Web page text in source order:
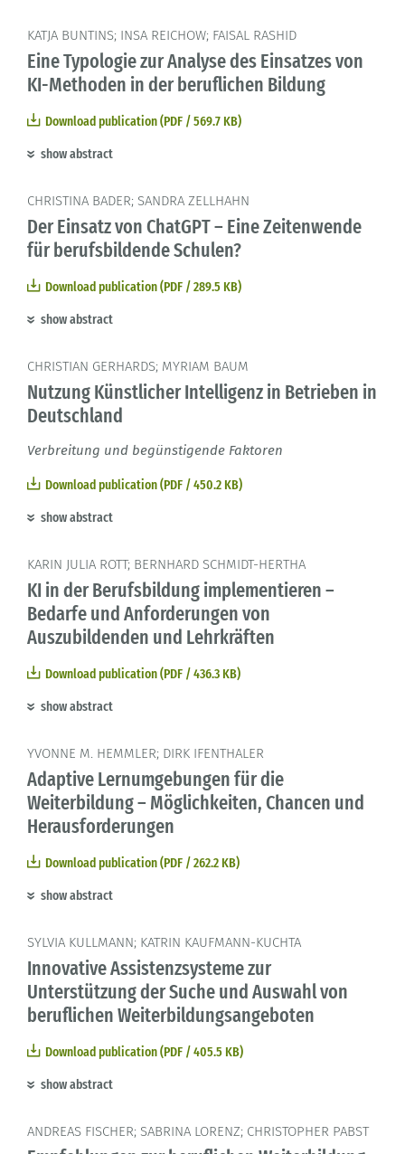
KATJA BUNTINS; INSA REICHOW; FAISAL RASHID
Eine Typologie zur Analyse des Einsatzes von
KI-Methoden in der beruflichen Bildung
Download publication (PDF / 569.7 KB)
show abstract
CHRISTINA BADER; SANDRA ZELLHAHN
Der Einsatz von ChatGPT – Eine Zeitenwende
für berufsbildende Schulen?
Download publication (PDF / 289.5 KB)
show abstract
CHRISTIAN GERHARDS; MYRIAM BAUM
Nutzung Künstlicher Intelligenz in Betrieben in
Deutschland
Verbreitung und begünstigende Faktoren
Download publication (PDF / 450.2 KB)
show abstract
KARIN JULIA ROTT; BERNHARD SCHMIDT-HERTHA
KI in der Berufsbildung implementieren –
Bedarfe und Anforderungen von
Auszubildenden und Lehrkräften
Download publication (PDF / 436.3 KB)
show abstract
YVONNE M. HEMMLER; DIRK IFENTHALER
Adaptive Lernumgebungen für die
Weiterbildung – Möglichkeiten, Chancen und
Herausforderungen
Download publication (PDF / 262.2 KB)
show abstract
SYLVIA KULLMANN; KATRIN KAUFMANN-KUCHTA
Innovative Assistenzsysteme zur
Unterstützung der Suche und Auswahl von
beruflichen Weiterbildungsangeboten
Download publication (PDF / 405.5 KB)
show abstract
ANDREAS FISCHER; SABRINA LORENZ; CHRISTOPHER PABST